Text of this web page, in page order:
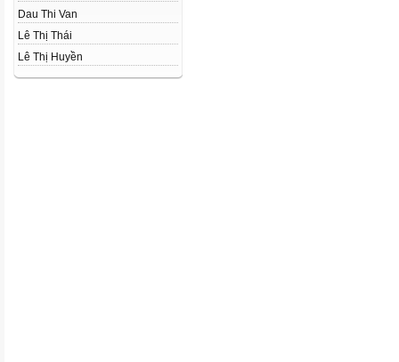
Dau Thi Van
Lê Thị Thái
Lê Thị Huyền